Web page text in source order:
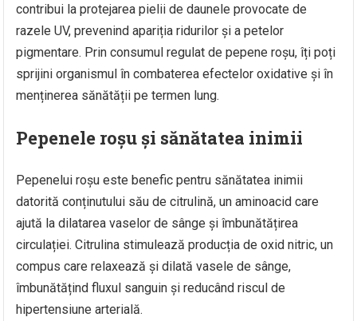
contribui la protejarea pielii de daunele provocate de
razele UV, prevenind apariția ridurilor și a petelor
pigmentare. Prin consumul regulat de pepene roșu, îți poți
sprijini organismul în combaterea efectelor oxidative și în
menținerea sănătății pe termen lung.
Pepenele roșu și sănătatea inimii
Pepenelui roșu este benefic pentru sănătatea inimii
datorită conținutului său de citrulină, un aminoacid care
ajută la dilatarea vaselor de sânge și îmbunătățirea
circulației. Citrulina stimulează producția de oxid nitric, un
compus care relaxează și dilată vasele de sânge,
îmbunătățind fluxul sanguin și reducând riscul de
hipertensiune arterială.